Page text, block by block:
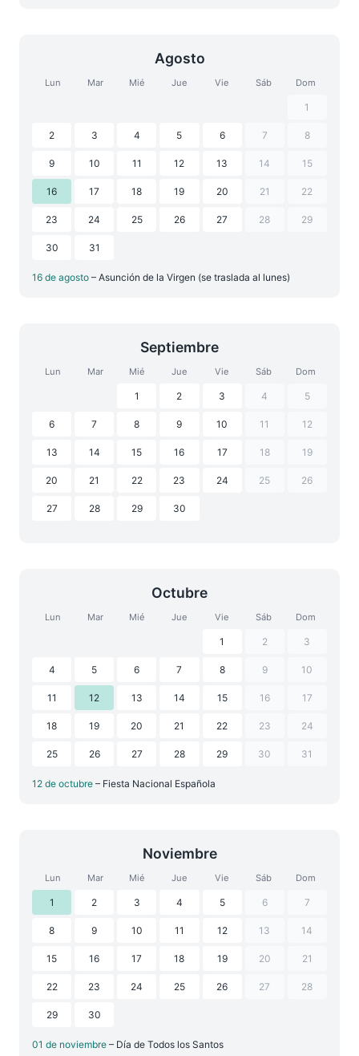
Agosto
Lun Mar Mié Jue Vie Sáb Dom
1
2 3 4 5 6 7 8
9 10 11 12 13 14 15
16 17 18 19 20 21 22
23 24 25 26 27 28 29
30 31
16 de agosto – Asunción de la Virgen (se traslada al lunes)
Septiembre
Lun Mar Mié Jue Vie Sáb Dom
1 2 3 4 5
6 7 8 9 10 11 12
13 14 15 16 17 18 19
20 21 22 23 24 25 26
27 28 29 30
Octubre
Lun Mar Mié Jue Vie Sáb Dom
1 2 3
4 5 6 7 8 9 10
11 12 13 14 15 16 17
18 19 20 21 22 23 24
25 26 27 28 29 30 31
12 de octubre – Fiesta Nacional Española
Noviembre
Lun Mar Mié Jue Vie Sáb Dom
1 2 3 4 5 6 7
8 9 10 11 12 13 14
15 16 17 18 19 20 21
22 23 24 25 26 27 28
29 30
01 de noviembre – Día de Todos los Santos